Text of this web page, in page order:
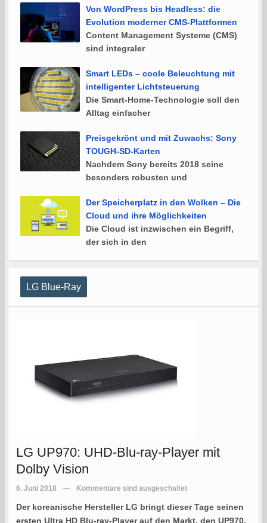
Von WordPress bis Headless: die
Evolution moderner CMS-Plattformen
Content Management Systeme (CMS)
sind integraler
Smart LEDs – coole Beleuchtung mit
intelligenter Lichtsteuerung
Die Smart-Home-Technologie soll den
Alltag einfacher
Preisgekrönt und mit Zuwachs: Sony
TOUGH-SD-Karten
Nachdem Sony bereits 2018 seine
besonders robusten und
Der Speicherplatz in den Wolken – Die
Cloud und ihre Möglichkeiten
Die Cloud ist inzwischen ein Begriff,
der sich in den
LG Blue-Ray
LG UP970: UHD-Blu-ray-Player mit
Dolby Vision
6. Juni 2018 — Kommentare sind ausgeschaltet
Der koreanische Hersteller LG bringt dieser Tage seinen
ersten Ultra HD Blu-ray-Player auf den Markt, den UP970.